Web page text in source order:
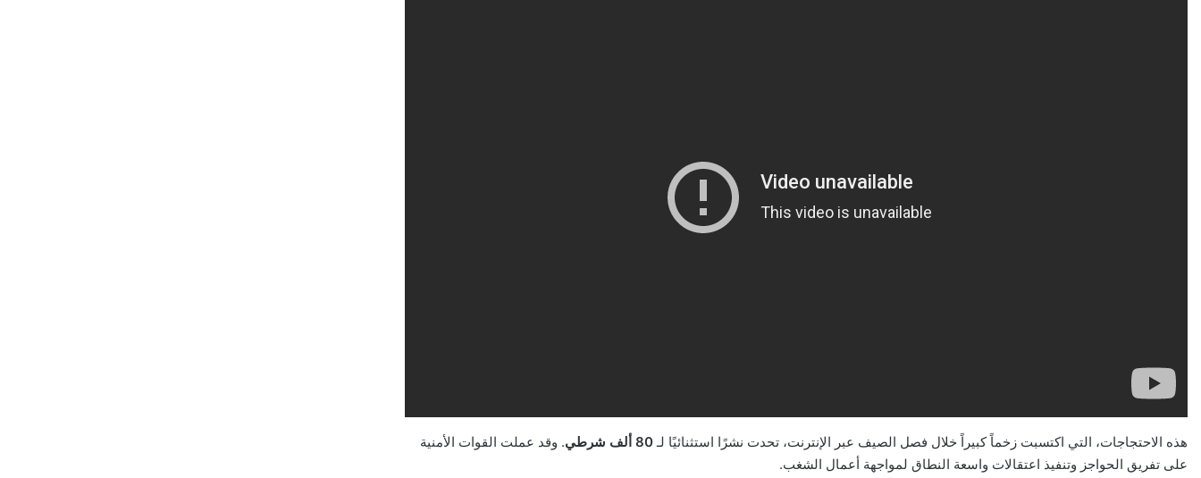
هذه الاحتجاجات، التي اكتسبت زخماً كبيراً خلال فصل الصيف عبر الإنترنت، تحدت نشرًا استثنائيًا لـ80 ألف شرطي
. وقد عملت القوات الأمنية
على تفريق الحواجز وتنفيذ اعتقالات واسعة النطاق لمواجهة أعمال الشغب.